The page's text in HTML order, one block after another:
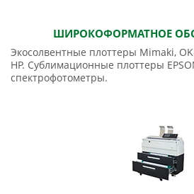
ШИРОКОФОРМАТНОЕ
Экосолвентные плоттеры Mimaki,
HP. Сублимационные плоттеры
спектрофотометры.